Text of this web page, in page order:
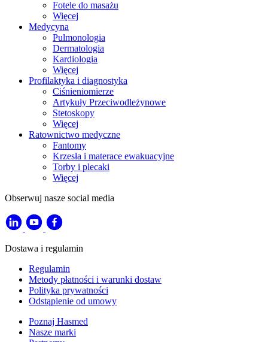
Fotele do masażu
Więcej
Medycyna
Pulmonologia
Dermatologia
Kardiologia
Więcej
Profilaktyka i diagnostyka
Ciśnieniomierze
Artykuły Przeciwodleżynowe
Stetoskopy
Więcej
Ratownictwo medyczne
Fantomy
Krzesła i materace ewakuacyjne
Torby i plecaki
Więcej
Obserwuj nasze social media
Dostawa i regulamin
Regulamin
Metody płatności i warunki dostaw
Polityka prywatności
Odstąpienie od umowy
Poznaj Hasmed
Nasze marki